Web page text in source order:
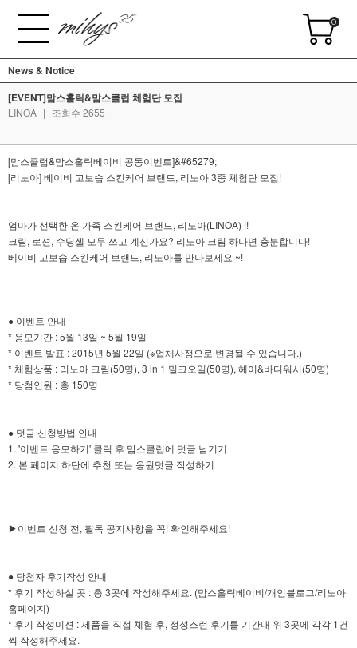
0
News & Notice
[EVENT]맘스홀릭&맘스클럽 체험단 모집
LINOA | 조회수 2655
[맘스클럽&맘스홀릭베이비 공동이벤트]&#65279;
[리노아] 베이비 고보습 스킨케어 브랜드, 리노아 3종 체험단 모집!
엄마가 선택한 온 가족 스킨케어 브랜드, 리노아(LINOA) !!
크림, 로션, 수딩젤 모두 쓰고 계신가요? 리노아 크림 하나면 충분합니다!
베이비 고보습 스킨케어 브랜드, 리노아를 만나보세요 ~!
● 이벤트 안내
* 응모기간 : 5월 13일 ~ 5월 19일
* 이벤트 발표 : 2015년 5월 22일 (※업체사정으로 변경될 수 있습니다.)
* 체험상품 : 리노아 크림(50명), 3 in 1 밀크오일(50명), 헤어&바디워시(50명)
* 당첨인원 : 총 150명
● 덧글 신청방법 안내
1. '이벤트 응모하기' 클릭 후 맘스클럽에 덧글 남기기
2. 본 페이지 하단에 추천 또는 응원덧글 작성하기
▶이벤트 신청 전, 필독 공지사항을 꼭! 확인해주세요!
● 당첨자 후기작성 안내
* 후기 작성하실 곳 : 총 3곳에 작성해주세요. (맘스홀릭베이비/개인블로그/리노아
홈페이지)
* 후기 작성미션 : 제품을 직접 체험 후, 정성스런 후기를 기간내 위 3곳에 각각 1건
씩 작성해주세요.